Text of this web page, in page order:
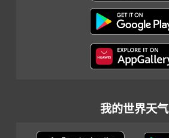
我的世界天气